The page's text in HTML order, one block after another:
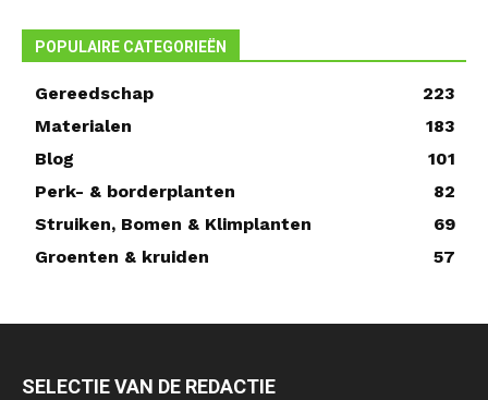
POPULAIRE CATEGORIEËN
Gereedschap
223
Materialen
183
Blog
101
Perk- & borderplanten
82
Struiken, Bomen & Klimplanten
69
Groenten & kruiden
57
SELECTIE VAN DE REDACTIE